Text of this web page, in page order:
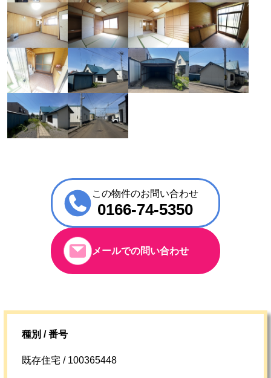
この物件のお問い合わせ
0166-74-5350
メールでの問い合わせ
種別 / 番号
既存住宅 / 100365448